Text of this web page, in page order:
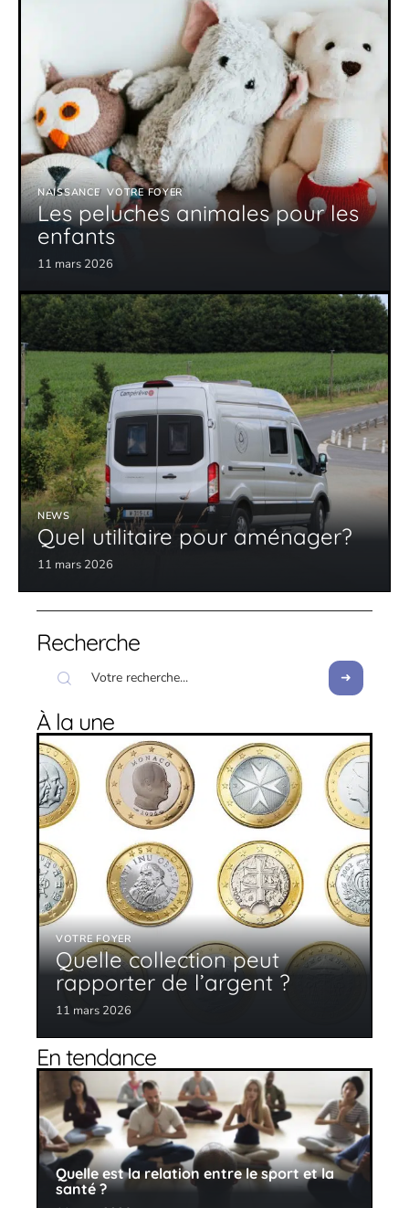
NAISSANCE VOTRE FOYER
Les peluches animales pour les
enfants
11 mars 2026
NEWS
Quel utilitaire pour aménager?
11 mars 2026
Recherche
À la une
VOTRE FOYER
Quelle collection peut
rapporter de l’argent ?
11 mars 2026
En tendance
Quelle est la relation entre le sport et la
santé ?